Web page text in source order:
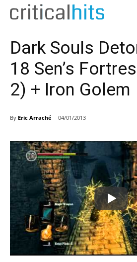
Dark Souls
18 Sen’s
2) + Iron Golem
By Eric Arraché 04/01/2013